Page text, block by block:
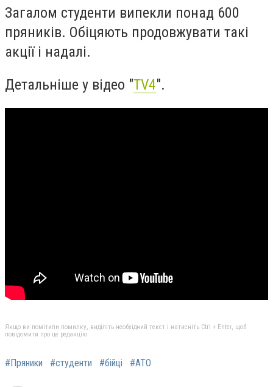
Загалом студенти випекли понад 600
пряників. Обіцяють продовжувати такі
акції і надалі.
Детальніше у відео "TV4".
Якщо ви помітили помилку, виділіть необхідний текст і натисніть Ctrl + Enter, щоб
повідомити про це редакцію
#Пряники #студенти #бійці #АТО